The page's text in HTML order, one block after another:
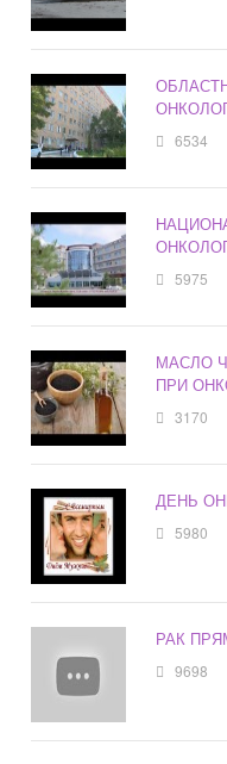
6534
5975
МАСЛО
ПРИ
3170
ДЕНЬ
5980
РАК
9698